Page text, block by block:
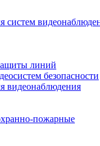
систем
линий
безопасности
видеонаблюдения
пожарные